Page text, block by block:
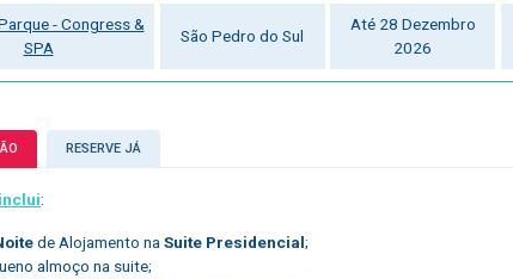
- Congress &
SPA
São Pedro do Sul
Até 28 Dezembro
2026
RESERVE JÁ
inclui:
de Alojamento naSuite Presidencial;
almoço na suite;